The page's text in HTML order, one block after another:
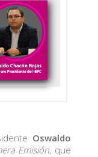
Oswaldo
Emisión, que